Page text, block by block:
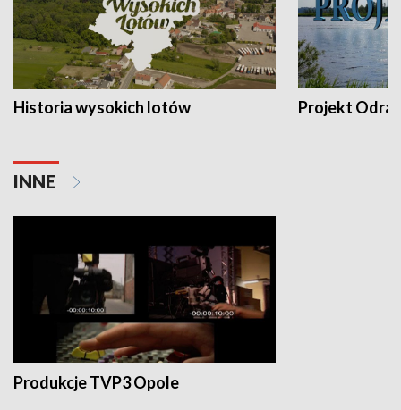
Historia wysokich lotów Projekt Odra
INNE
Produkcje TVP3 Opole